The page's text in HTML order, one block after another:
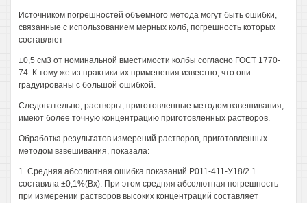
Источником погрешностей объемного метода могут быть ошибки,
связанные с использованием мерных колб, погрешность которых
составляет
±0,5 см3 от номинальной вместимости колбы согласно ГОСТ 1770-
74. К тому же из практики их применения известно, что они
градуированы с большой ошибкой.
Следовательно, растворы, приготовленные методом взвешивания,
имеют более точную концентрацию приготовленных растворов.
Обработка результатов измерений растворов, приготовленных
методом взвешивания, показала:
1. Средняя абсолютная ошибка показаний Р011-411-У18/2.1
составила ±0,1%(Вх). При этом средняя абсолютная погрешность
при измерении растворов высоких концентраций составляет